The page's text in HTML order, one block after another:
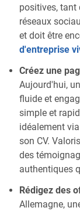
positives, tant
réseaux
et doit être
d'entreprise
Créez une
Aujourd'hui,
fluide et
simple et
idéalement via
son CV.
des
authentiques
Rédigez des
Allemagne,